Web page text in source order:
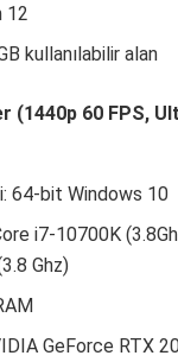
12
kullanılabilir alan
(1440p 60 FPS,
64-bit Windows 10
i7-10700K
Ghz)
GeForce RTX